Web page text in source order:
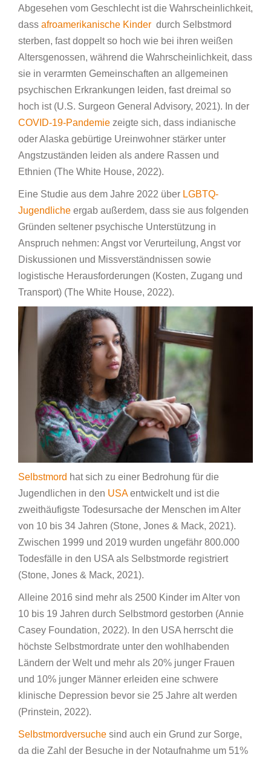
Abgesehen vom Geschlecht ist die Wahrscheinlichkeit,
dass afroamerikanische Kinder durch Selbstmord
sterben, fast doppelt so hoch wie bei ihren weißen
Altersgenossen, während die Wahrscheinlichkeit, dass
sie in verarmten Gemeinschaften an allgemeinen
psychischen Erkrankungen leiden, fast dreimal so
hoch ist (U.S. Surgeon General Advisory, 2021). In der
COVID-19-Pandemie zeigte sich, dass indianische
oder Alaska gebürtige Ureinwohner stärker unter
Angstzuständen leiden als andere Rassen und
Ethnien (The White House, 2022).
Eine Studie aus dem Jahre 2022 über LGBTQ-
Jugendliche ergab außerdem, dass sie aus folgenden
Gründen seltener psychische Unterstützung in
Anspruch nehmen: Angst vor Verurteilung, Angst vor
Diskussionen und Missverständnissen sowie
logistische Herausforderungen (Kosten, Zugang und
Transport) (The White House, 2022).
Selbstmord hat sich zu einer Bedrohung für die
Jugendlichen in den USAentwickelt und ist die
zweithäufigste Todesursache der Menschen im Alter
von 10 bis 34 Jahren (Stone, Jones & Mack, 2021).
Zwischen 1999 und 2019 wurden ungefähr 800.000
Todesfälle in den USA als Selbstmorde registriert
(Stone, Jones & Mack, 2021).
Alleine 2016 sind mehr als 2500 Kinder im Alter von
10 bis 19 Jahren durch Selbstmord gestorben (Annie
Casey Foundation, 2022). In den USA herrscht die
höchste Selbstmordrate unter den wohlhabenden
Ländern der Welt und mehr als 20% junger Frauen
und 10% junger Männer erleiden eine schwere
klinische Depression bevor sie 25 Jahre alt werden
(Prinstein, 2022).
Selbstmordversuche sind auch ein Grund zur Sorge,
da die Zahl der Besuche in der Notaufnahme um 51%